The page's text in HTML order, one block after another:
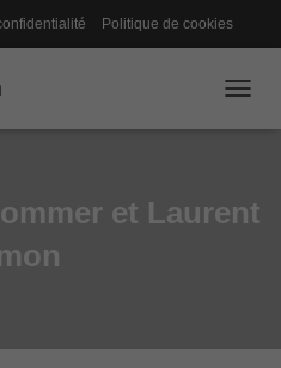
Politique de cookies
et Laurent